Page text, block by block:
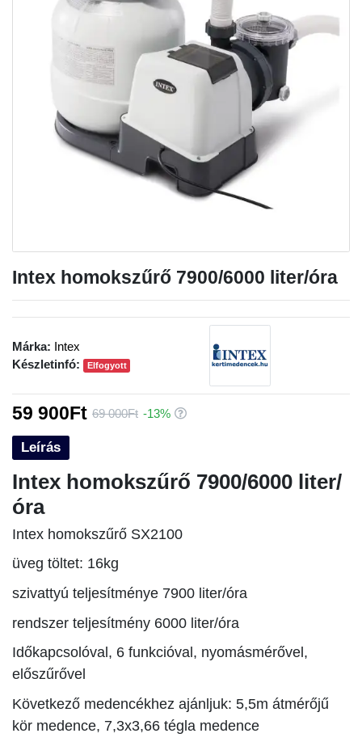
Intex homokszűrő 7900/6000 liter/óra
Leírás
Intex homokszűrő 7900/6000 liter/
óra
Intex homokszűrő SX2100
üveg töltet: 16kg
szivattyú teljesítménye 7900 liter/óra
rendszer teljesítmény 6000 liter/óra
Időkapcsolóval, 6 funkcióval, nyomásmérővel,
előszűrővel
Következő medencékhez ajánljuk: 5,5m átmérőjű
kör medence, 7,3x3,66 tégla medence
Márka: Intex
Készletinfó:
Elfogyott
59 900Ft 69 000Ft -13%